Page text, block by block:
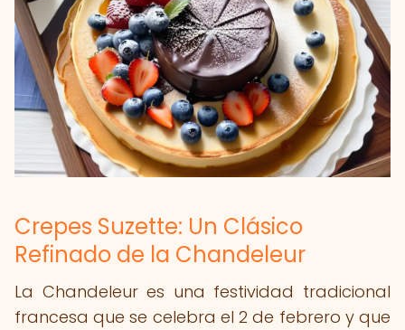
Crepes Suzette: Un Clásico
Refinado de la Chandeleur
La Chandeleur es una festividad tradicional
francesa que se celebra el 2 de febrero y que